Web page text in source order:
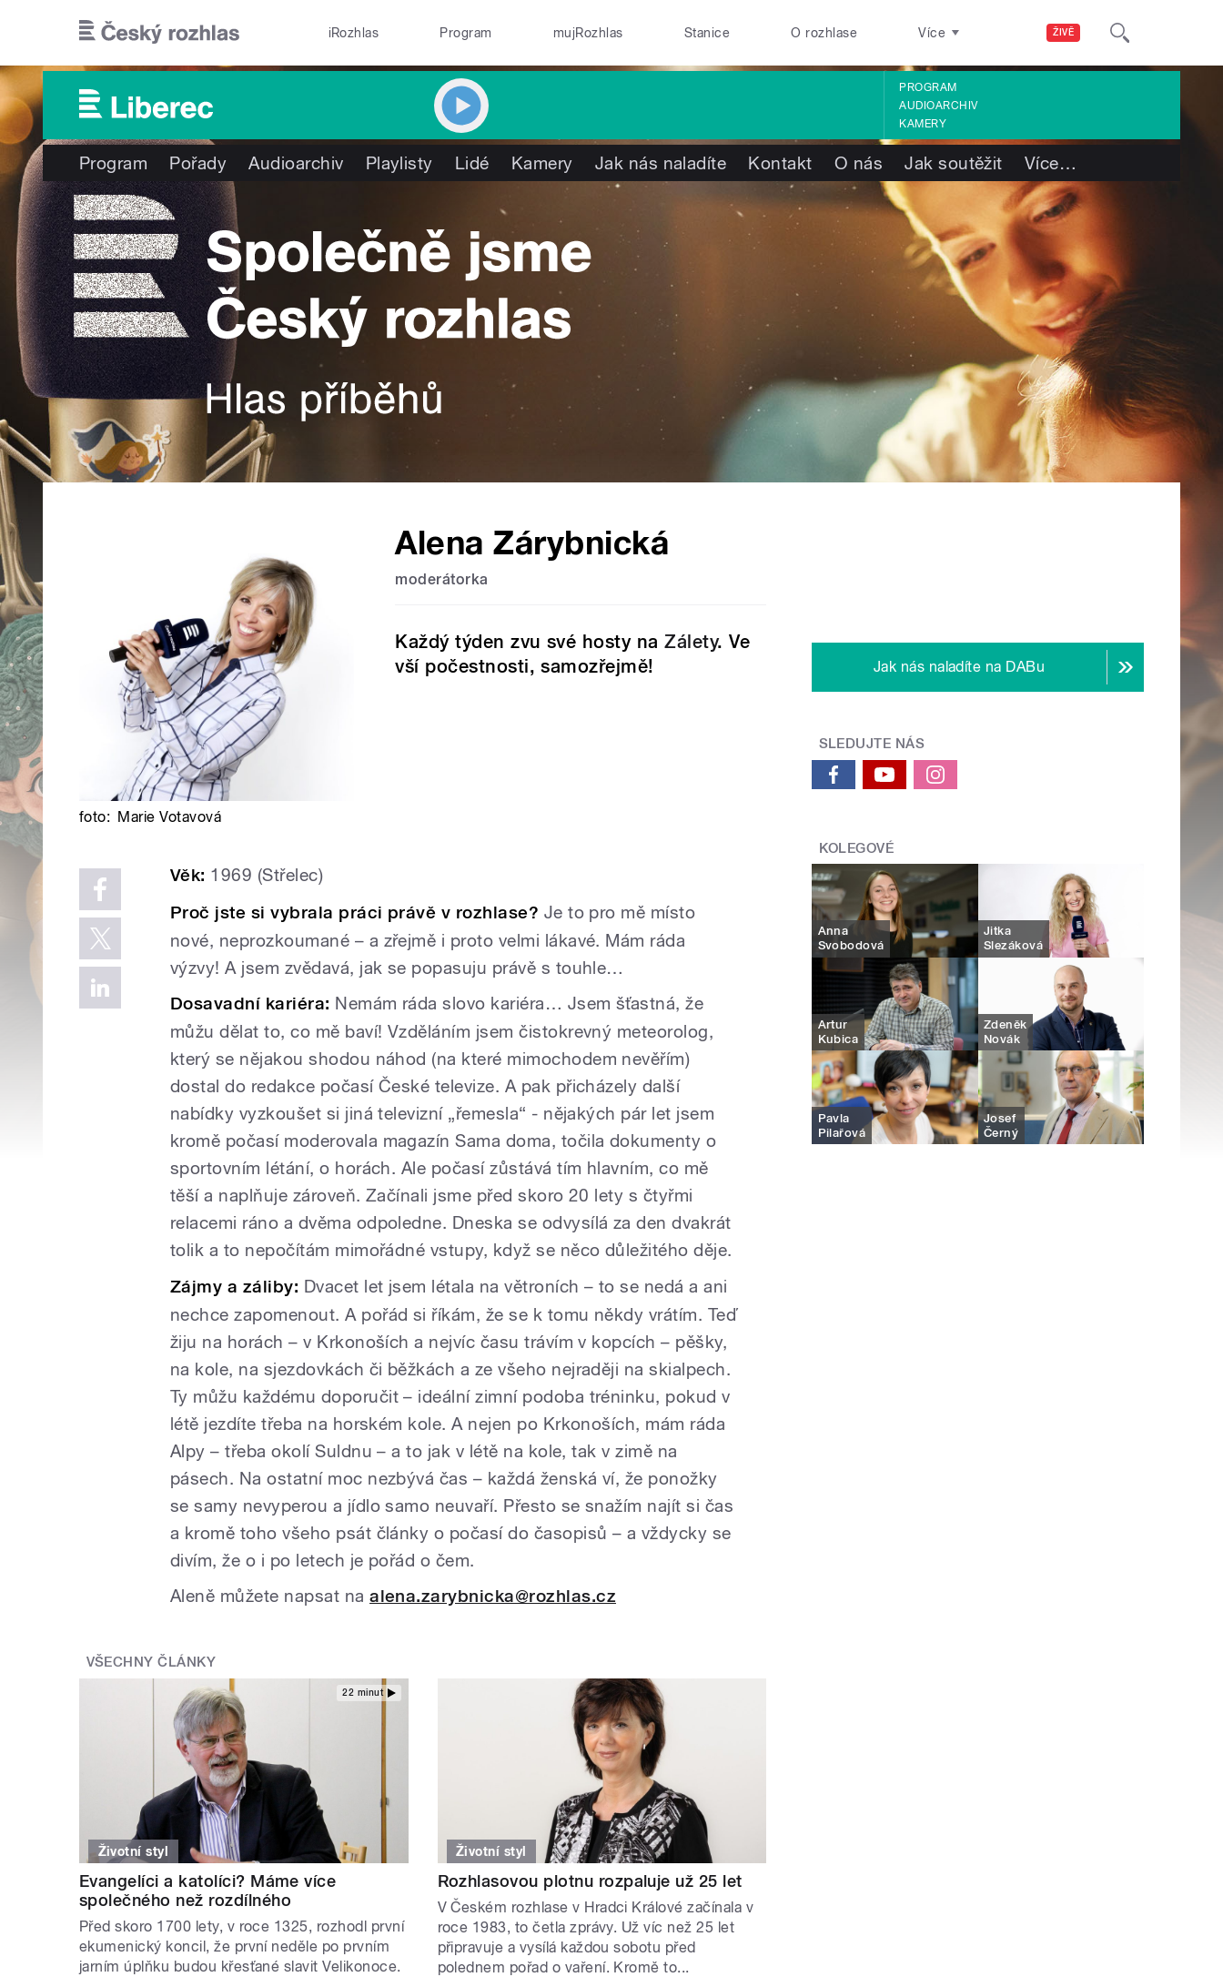
ŽIVĚ
iRozhlas Program mujRozhlas Stanice O rozhlase Více
PROGRAM
AUDIOARCHIV
KAMERY
Program Pořady Audioarchiv Playlisty Lidé Kamery Jak nás naladíte Kontakt O nás Jak soutěžit Více…
Alena Zárybnická
moderátorka
Každý týden zvu své hosty naZálety. Ve
vší počestnosti, samozřejmě!
foto: Marie Votavová
Věk: 1969 (Střelec)
Proč jste si vybrala práci právě v rozhlase? Je to pro mě místo
nové, neprozkoumané – a zřejmě i proto velmi lákavé. Mám ráda
výzvy! A jsem zvědavá, jak se popasuju právě s touhle…
Dosavadní kariéra: Nemám ráda slovo kariéra… Jsem šťastná, že
můžu dělat to, co mě baví! Vzděláním jsem čistokrevný meteorolog,
který se nějakou shodou náhod (na které mimochodem nevěřím)
dostal do redakce počasí České televize. A pak přicházely další
nabídky vyzkoušet si jiná televizní „řemesla“ - nějakých pár let jsem
kromě počasí moderovala magazín Sama doma, točila dokumenty o
sportovním létání, o horách. Ale počasí zůstává tím hlavním, co mě
těší a naplňuje zároveň. Začínali jsme před skoro 20 lety s čtyřmi
relacemi ráno a dvěma odpoledne. Dneska se odvysílá za den dvakrát
tolik a to nepočítám mimořádné vstupy, když se něco důležitého děje.
Zájmy a záliby: Dvacet let jsem létala na větroních – to se nedá a ani
nechce zapomenout. A pořád si říkám, že se k tomu někdy vrátím. Teď
žiju na horách – v Krkonoších a nejvíc času trávím v kopcích – pěšky,
na kole, na sjezdovkách či běžkách a ze všeho nejraději na skialpech.
Ty můžu každému doporučit – ideální zimní podoba tréninku, pokud v
létě jezdíte třeba na horském kole. A nejen po Krkonoších, mám ráda
Alpy – třeba okolí Suldnu – a to jak v létě na kole, tak v zimě na
pásech. Na ostatní moc nezbývá čas – každá ženská ví, že ponožky
se samy nevyperou a jídlo samo neuvaří. Přesto se snažím najít si čas
a kromě toho všeho psát články o počasí do časopisů – a vždycky se
divím, že o i po letech je pořád o čem.
Aleně můžete napsat naalena.zarybnicka@rozhlas.cz
VŠECHNY ČLÁNKY
22 minut
Životní styl
Evangelíci a katolíci? Máme více
společného než rozdílného
Před skoro 1700 lety, v roce 1325, rozhodl první
ekumenický koncil, že první neděle po prvním
jarním úplňku budou křesťané slavit Velikonoce.
Životní styl
Rozhlasovou plotnu rozpaluje už 25 let
V Českém rozhlase v Hradci Králové začínala v
roce 1983, to četla zprávy. Už víc než 25 let
připravuje a vysílá každou sobotu před
polednem pořad o vaření. Kromě to...
Jak nás naladíte na DABu
SLEDUJTE NÁS
KOLEGOVÉ
Anna
Svobodová
Jitka
Slezáková
Artur
Kubica
Zdeněk
Novák
Pavla
Pilařová
Josef
Černý